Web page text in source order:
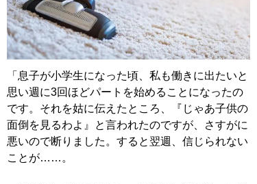
「息子が小学生になった頃、私も働きに出たいと
思い週に3回ほどパートを始めることになったの
です。それを姑に伝えたところ、『じゃあ子供の
面倒を見るわよ』と言われたのですが、さすがに
悪いので断りました。すると翌週、信じられない
ことが……。